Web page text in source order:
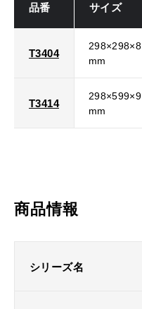
品番 サイズ
T3404
298×298×8
mm
T3414
298×599×9
mm
商品情報
シリーズ名